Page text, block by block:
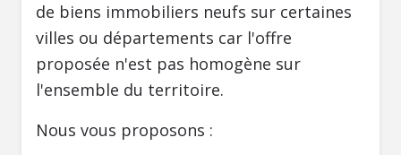
de biens immobiliers neufs sur certaines
villes ou départements car l'offre
proposée n'est pas homogène sur
l'ensemble du territoire.
Nous vous proposons :